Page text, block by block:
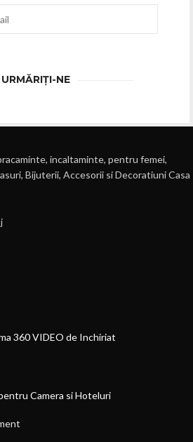
URMĂRIȚI-NE
incaltaminte, pentru femei,
Bijuterii, Accesorii si Decoratiuni Casa
360 VIDEO de Inchiriat
Camera si Hoteluri